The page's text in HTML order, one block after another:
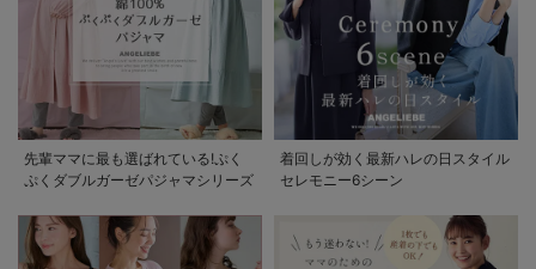
先輩ママに最も選ばれている!ぷく
ぷくダブルガーゼパジャマシリーズ
着回しが効く最新ハレの日スタイル
セレモニー6シーン